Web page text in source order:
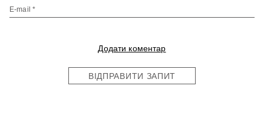
E-mail *
Додати коментар
ВІДПРАВИТИ ЗАПИТ